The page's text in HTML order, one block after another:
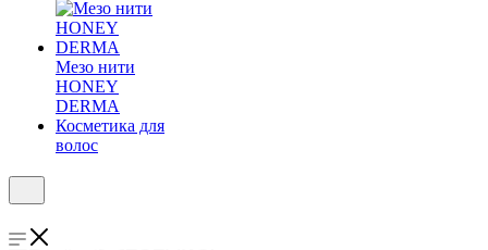
Мезо нити
HONEY
DERMA
Косметика для
волос